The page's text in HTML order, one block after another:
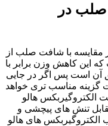
در
مقایسه با شافت صلب از
این کاهش وزن برابر با
آن است پس اگر در جایی
گزینه مناسب تری خواهد
الکتروگیربکس هالو
تنش های پیچشی و
الکتروگیربکس های هالو